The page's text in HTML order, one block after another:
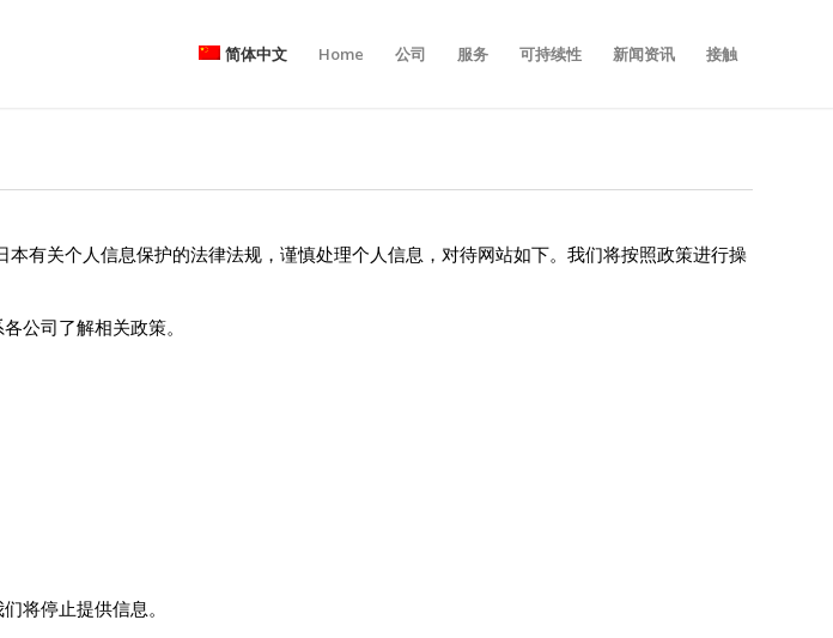
简体中文 Home 公司 服务 可持续性 新闻资讯 接触
有关个人信息保护的法律法规，谨慎处理个人信息，对待网站如下。我们将按照政策进行操
公司了解相关政策。
将停止提供信息。